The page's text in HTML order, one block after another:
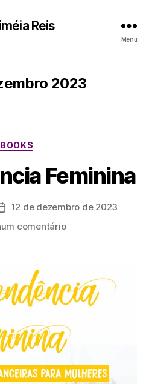
Reis
Menu
2023
Feminina
12 de dezembro de 2023
comentário